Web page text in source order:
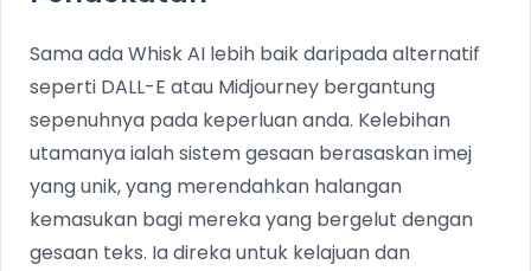
Sama ada Whisk AI lebih baik daripada alternatif
seperti DALL-E atau Midjourney bergantung
sepenuhnya pada keperluan anda. Kelebihan
utamanya ialah sistem gesaan berasaskan imej
yang unik, yang merendahkan halangan
kemasukan bagi mereka yang bergelut dengan
gesaan teks. Ia direka untuk kelajuan dan